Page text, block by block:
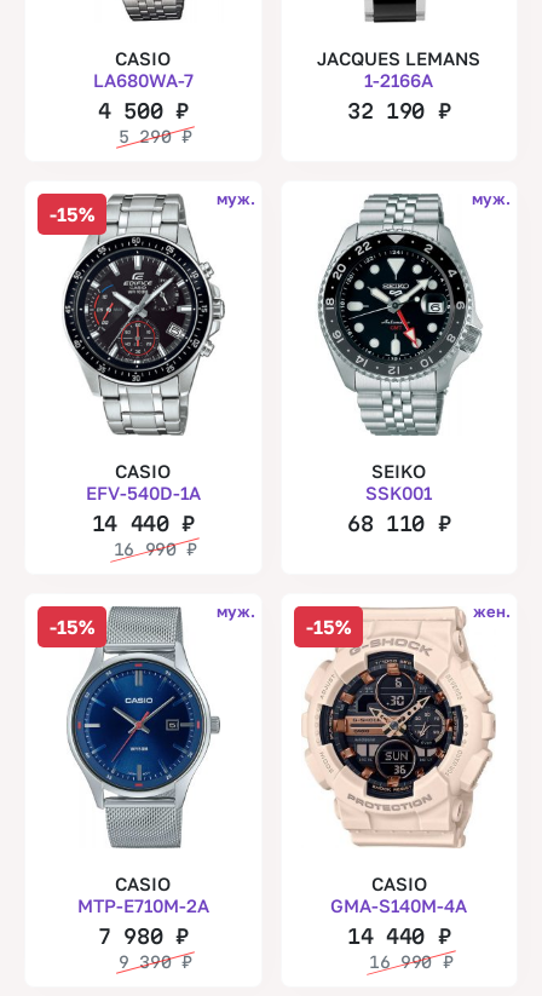
CASIO
LA680WA-7
4 500 ₽
5 290₽
JACQUES LEMANS
1-2166A
32 190 ₽
-15%
муж.
CASIO
EFV-540D-1A
14 440₽
16 990₽
муж.
SEIKO
SSK001
68 110 ₽
-15%
муж.
CASIO
MTP-E710M-2A
7 980 ₽
9 390₽
-15%
жен.
CASIO
GMA-S140M-4A
14 440 ₽
16 990₽